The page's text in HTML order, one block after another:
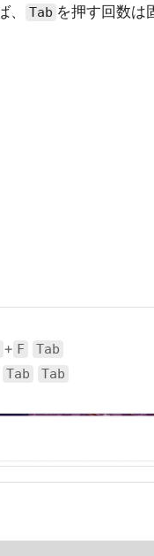
、 Tab を押す回数は
+ F Tab
Tab Tab